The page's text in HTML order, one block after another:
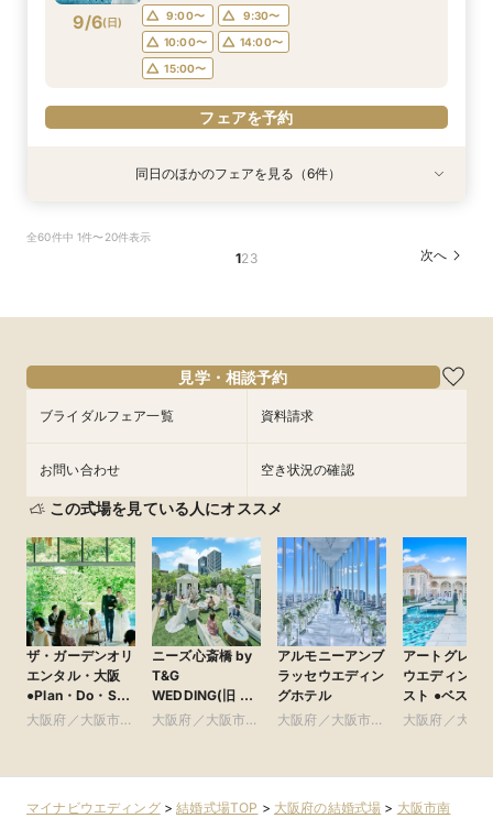
フェアを予約
フェアを予約
フェアを予約
フェアを予約
フェアを予約
フェアを予約
9/6(日) 9:00〜
9:30〜
10:00〜
14:00〜
15:00〜
フェアを予約
衣装試着 特典あり
9/6
フェア】豪華3万試食×130万特典
衣装試着 特典あり
9/6
ペルで挙式体験×贅沢貸切邸宅
衣装試着 特典あり
9/6
得な67万円プラン紹介フェア
特典あり
9/6
な家族と過ごすペット婚相談会
フェアを予約
衣装試着 特典あり
9/6
選牛の絶品コース試食フェア
フェアを予約
衣装試着 特典あり
9/6
見積り相談×特選和牛試食
同日のほかのフェアを見る（6件）
全60件中 1件〜20件表示
123 次へ
見学・相談予約
ブライダルフェア一覧 資料請求
お問い合わせ 空き状況の確認
この式場を見ている人にオススメ
ザ・ガーデンオリ
エンタル・大阪
●Plan・Do・See
グループ
大阪府／大阪市北
ニーズ心斎橋 by
T&G
WEDDING(旧 ア
ルモニーアンブ
大阪府／大阪市南
アルモニーアンブ
ラッセウエディン
グホテル
大阪府／大阪市北
アートグレイ
ウエディング
スト ●ベストブラ
イダル グル
大阪府／大阪
マイナビウエディング>結婚式場TOP > 大阪府の結婚式場 > 大阪市南